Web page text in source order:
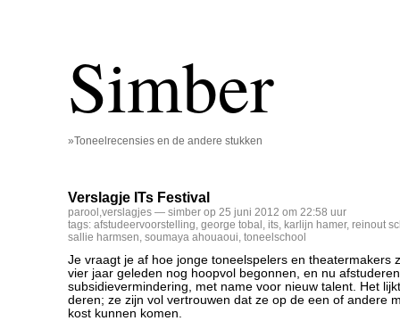
Simber
»Toneelrecensies en de andere stukken
Verslagje ITs Festival
parool ,verslagjes — simber op 25 juni 2012 om 22:58 uur
tags: afstudeervoorstelling, george tobal , its, karlijn hamer, reinout
sallie harmsen, soumaya ahouaoui, toneelschool
Je vraagt je af hoe jonge toneelspelers en theatermakers
vier jaar geleden nog hoopvol begonnen, en nu
subsidievermindering, met name voor nieuw talent. Het
deren; ze zijn vol vertrouwen dat ze op de een of andere
kost kunnen komen.